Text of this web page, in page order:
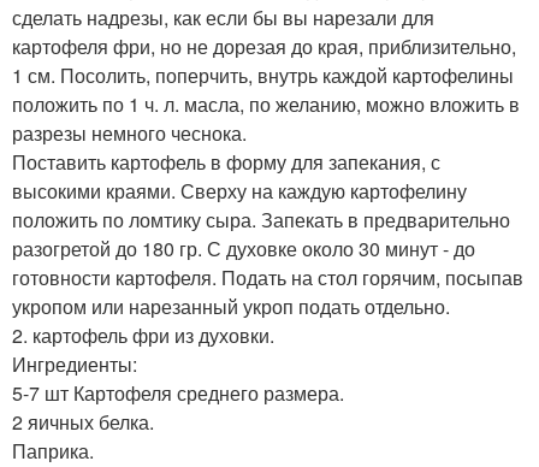
сделать надрезы, как если бы вы нарезали для
картофеля фри, но не дорезая до края, приблизительно,
1 см. Посолить, поперчить, внутрь каждой картофелины
положить по 1 ч. л. масла, по желанию, можно вложить в
разрезы немного чеснока.
Поставить картофель в форму для запекания, с
высокими краями. Сверху на каждую картофелину
положить по ломтику сыра. Запекать в предварительно
разогретой до 180 гр. С духовке около 30 минут - до
готовности картофеля. Подать на стол горячим, посыпав
укропом или нарезанный укроп подать отдельно.
2. картофель фри из духовки.
Ингредиенты:
5-7 шт Картофеля среднего размера.
2 яичных белка.
Паприка.